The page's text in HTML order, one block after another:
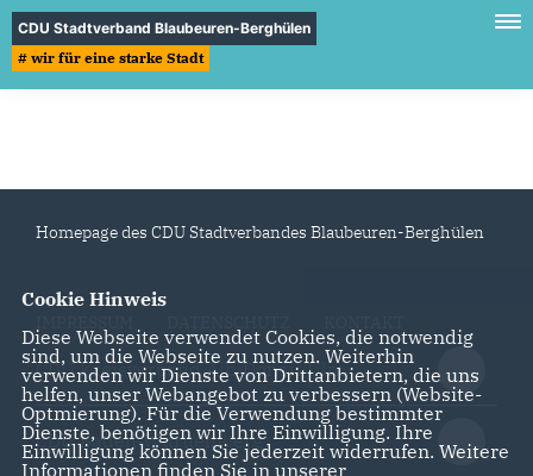
CDU Stadtverband Blaubeuren-Berghülen
# wir für eine starke Stadt
Homepage des CDU Stadtverbandes Blaubeuren-Berghülen
CDU Kreisverband Alb-Donau/Ulm
CDU Baden-Württemberg
Cookie Hinweis
Diese Webseite verwendet Cookies, die notwendig
sind, um die Webseite zu nutzen. Weiterhin
verwenden wir Dienste von Drittanbietern, die uns
helfen, unser Webangebot zu verbessern (Website-
Optmierung). Für die Verwendung bestimmter
Dienste, benötigen wir Ihre Einwilligung. Ihre
Einwilligung können Sie jederzeit widerrufen. Weitere
Informationen finden Sie in unserer